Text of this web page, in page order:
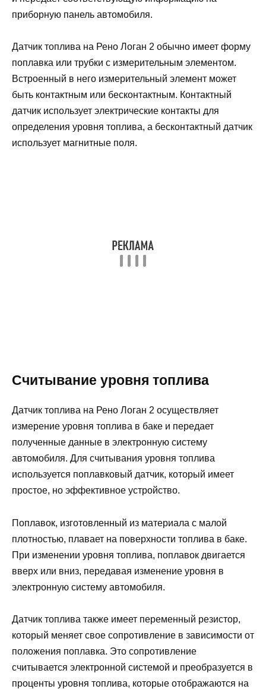
приборную панель автомобиля.
Датчик топлива на Рено Логан 2 обычно имеет форму
поплавка или трубки с измерительным элементом.
Встроенный в него измерительный элемент может
быть контактным или бесконтактным. Контактный
датчик использует электрические контакты для
определения уровня топлива, а бесконтактный датчик
использует магнитные поля.
Считывание уровня топлива
Датчик топлива на Рено Логан 2 осуществляет
измерение уровня топлива в баке и передает
полученные данные в электронную систему
автомобиля. Для считывания уровня топлива
используется поплавковый датчик, который имеет
простое, но эффективное устройство.
Поплавок, изготовленный из материала с малой
плотностью, плавает на поверхности топлива в баке.
При изменении уровня топлива, поплавок двигается
вверх или вниз, передавая изменение уровня в
электронную систему автомобиля.
Датчик топлива также имеет переменный резистор,
который меняет свое сопротивление в зависимости от
положения поплавка. Это сопротивление
считывается электронной системой и преобразуется в
проценты уровня топлива, которые отображаются на